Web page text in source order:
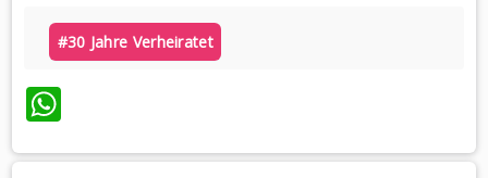
#30 Jahre Verheiratet
WhatsApp